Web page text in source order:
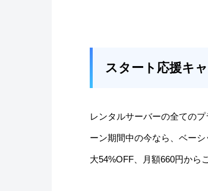
スタート応援キ
レンタルサーバーの全ての
ーン期間中の今なら、ベー
大54%OFF、月額660円から